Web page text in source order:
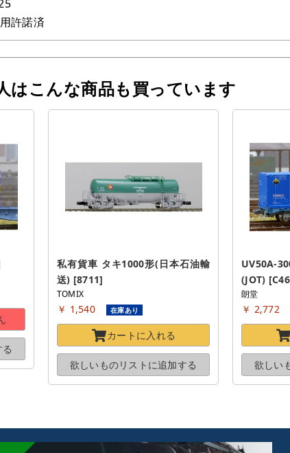
許諾済
はこんな商品も買っています
私有貨車 タキ1000形(日本石油輸
送) [8711]
TOMIX
￥ 1,540 在庫あり
カートに入れる
欲しいものリストに追加する
UV50A-
(JOT)
朗堂
￥ 2,772
欲しい